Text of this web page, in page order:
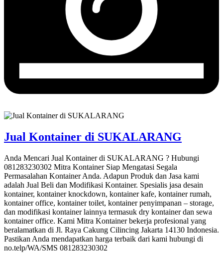
Jual Kontainer di SUKALARANG
Anda Mencari Jual Kontainer di SUKALARANG ? Hubungi
081283230302 Mitra Kontainer Siap Mengatasi Segala
Permasalahan Kontainer Anda. Adapun Produk dan Jasa kami
adalah Jual Beli dan Modifikasi Kontainer. Spesialis jasa desain
kontainer, kontainer knockdown, kontainer kafe, kontainer rumah,
kontainer office, kontainer toilet, kontainer penyimpanan – storage,
dan modifikasi kontainer lainnya termasuk dry kontainer dan sewa
kontainer office. Kami Mitra Kontainer bekerja profesional yang
beralamatkan di Jl. Raya Cakung Cilincing Jakarta 14130 Indonesia.
Pastikan Anda mendapatkan harga terbaik dari kami hubungi di
no.telp/WA/SMS 081283230302